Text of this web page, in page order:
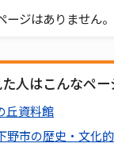
ジはありません。
人はこんなペ
丘資料館
野市の歴史・文化